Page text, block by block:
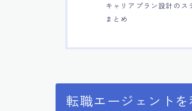
キャリアプラン設計のス
まとめ
転職エージェント